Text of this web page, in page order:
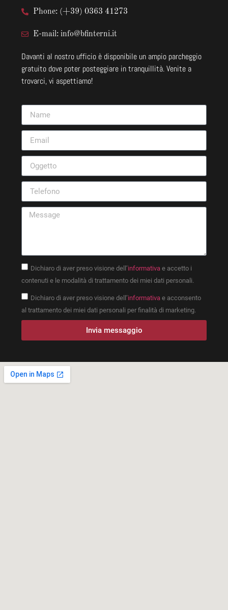
Phone: (+39) 0363 41273
E-mail: info@bfinterni.it
Davanti al nostro ufficio è disponibile un ampio parcheggio
gratuito dove poter posteggiare in tranquillità. Venite a
trovarci, vi aspettiamo!
Dichiaro di aver preso visione dell’informativa e accetto i
contenuti e le modalità di trattamento dei miei dati personali.
Dichiaro di aver preso visione dell’informativa e acconsento
al trattamento dei miei dati personali per finalità di marketing.
Invia messaggio